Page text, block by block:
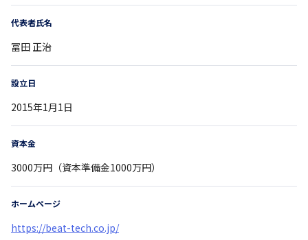
代表者氏名
冨田 正治
設立日
2015年1月1日
資本金
3000万円（資本準備金1000万円）
ホームページ
https://beat-tech.co.jp/